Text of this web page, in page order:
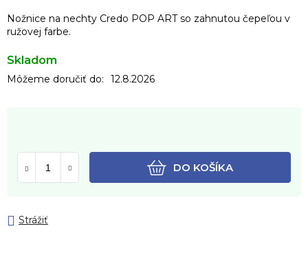
Nožnice na nechty Credo POP ART so zahnutou čepeľou v
ružovej farbe.
Skladom
Môžeme doručiť do: 12.8.2026
DO KOŠÍKA
Strážiť